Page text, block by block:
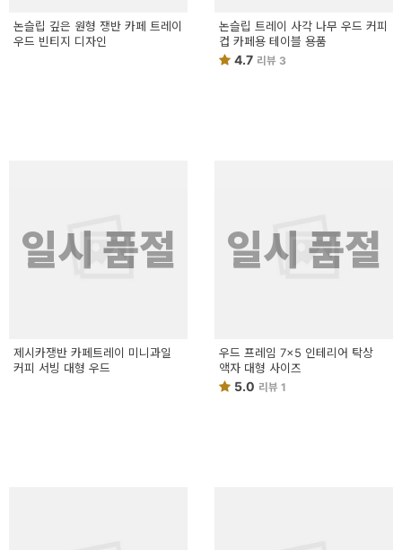
논슬립 깊은 원형 쟁반 카페 트레이
우드 빈티지 디자인
논슬립 트레이 사각 나무 우드 커피
컵 카페용 테이블 용품
4.7 리뷰 3
일시 품절
제시카쟁반 카페트레이 미니과일
커피 서빙 대형 우드
일시 품절
우드 프레임 7x5 인테리어 탁상
액자 대형 사이즈
5.0 리뷰 1